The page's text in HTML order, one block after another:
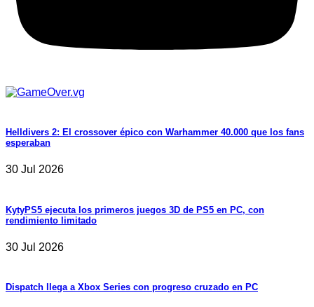
Helldivers 2: El crossover épico con Warhammer 40.000 que los fans
esperaban
30 Jul 2026
KytyPS5 ejecuta los primeros juegos 3D de PS5 en PC, con
rendimiento limitado
30 Jul 2026
Dispatch llega a Xbox Series con progreso cruzado en PC